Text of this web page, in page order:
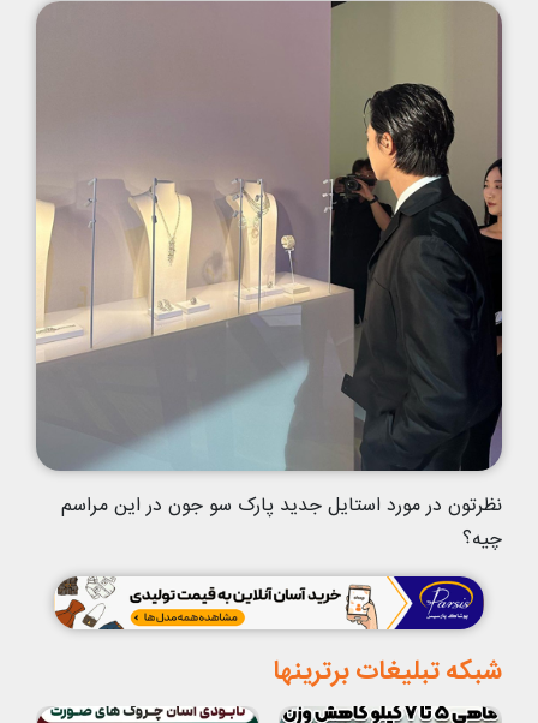
نظرتون در مورد استایل جدید پارک سو جون در این مراسم
چیه؟
شبکه تبلیغات برترینها